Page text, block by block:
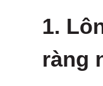
1.
ràng